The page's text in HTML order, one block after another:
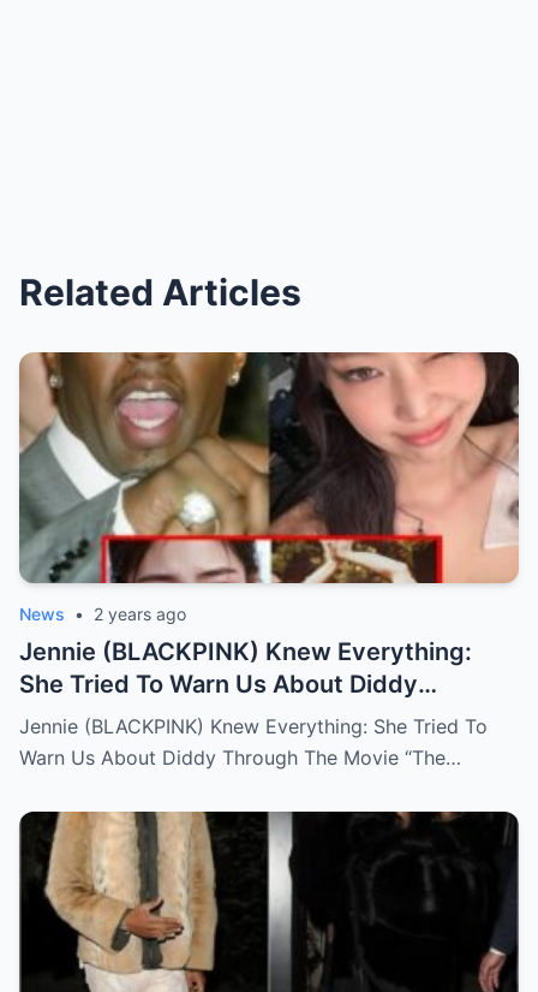
Related Articles
News • 2 years ago
Jennie (BLACKPINK) Knew Everything:
She Tried To Warn Us About Diddy
Through The Movie “The Idol”
Jennie (BLACKPINK) Knew Everything: She Tried To
Warn Us About Diddy Through The Movie “The…